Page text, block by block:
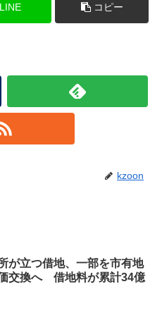
LINE コピー
kzoon
が立つ借地、一部を市有地
交換へ 借地料が累計34億